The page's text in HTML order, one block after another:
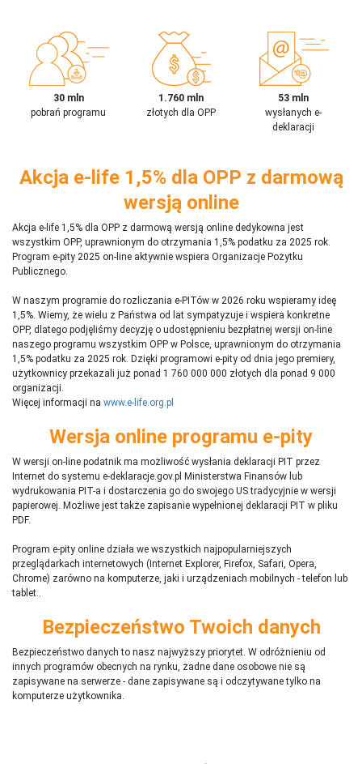
30 mln
pobrań programu
1.760 mln
złotych dla OPP
53 mln
wysłanych e-
deklaracji
Akcja e-life 1,5% dla OPP z darmową
wersją online
Akcja e-life 1,5% dla OPP z darmową wersją online dedykowna jest
wszystkim OPP, uprawnionym do otrzymania 1,5% podatku za 2025 rok.
Program e-pity 2025 on-line aktywnie wspiera Organizacje Pożytku
Publicznego.
W naszym programie do rozliczania e-PITów w 2026 roku wspieramy ideę
1,5%. Wiemy, że wielu z Państwa od lat sympatyzuje i wspiera konkretne
OPP, dlatego podjęliśmy decyzję o udostępnieniu bezpłatnej wersji on-line
naszego programu wszystkim OPP w Polsce, uprawnionym do otrzymania
1,5% podatku za 2025 rok. Dzięki programowi e-pity od dnia jego premiery,
użytkownicy przekazali już ponad 1 760 000 000 złotych dla ponad 9 000
organizacji.
Więcej informacji na www.e-life.org.pl
Wersja online programu e-pity
W wersji on-line podatnik ma możliwość wysłania deklaracji PIT przez
Internet do systemu e-deklaracje.gov.pl Ministerstwa Finansów lub
wydrukowania PIT-a i dostarczenia go do swojego US tradycyjnie w wersji
papierowej. Możliwe jest także zapisanie wypełnionej deklaracji PIT w pliku
PDF.
Program e-pity online działa we wszystkich najpopularniejszych
przeglądarkach internetowych (Internet Explorer, Firefox, Safari, Opera,
Chrome) zarówno na komputerze, jaki i urządzeniach mobilnych - telefon lub
tablet..
Bezpieczeństwo Twoich danych
Bezpieczeństwo danych to nasz najwyższy priorytet. W odróżnieniu od
innych programów obecnych na rynku, żadne dane osobowe nie są
zapisywane na serwerze - dane zapisywane są i odczytywane tylko na
komputerze użytkownika.